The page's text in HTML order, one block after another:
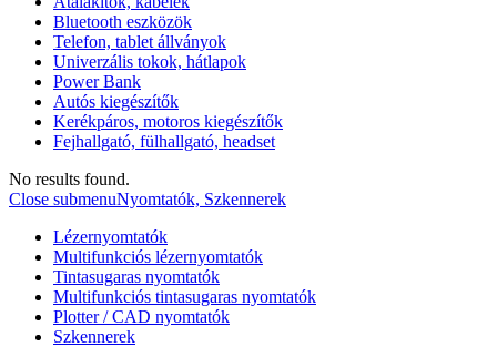
Bluetooth eszközök
Telefon, tablet állványok
Univerzális tokok, hátlapok
Power Bank
Autós kiegészítők
Kerékpáros, motoros kiegészítők
Fejhallgató, fülhallgató, headset
No results found.
Close submenuNyomtatók, Szkennerek
Lézernyomtatók
Multifunkciós lézernyomtatók
Tintasugaras nyomtatók
Multifunkciós tintasugaras nyomtatók
Plotter / CAD nyomtatók
Szkennerek